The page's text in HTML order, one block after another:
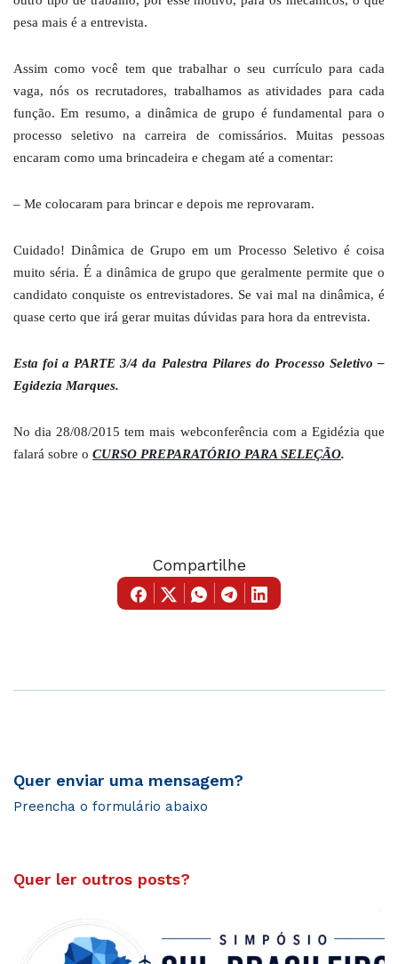
pesa mais é a entrevista.
Assim como você tem que trabalhar o seu currículo para cada
vaga, nós os recrutadores, trabalhamos as atividades para cada
função. Em resumo, a dinâmica de grupo é fundamental para o
processo seletivo na carreira de comissários. Muitas pessoas
encaram como uma brincadeira e chegam até a comentar:
– Me colocaram para brincar e depois me reprovaram.
Cuidado! Dinâmica de Grupo em um Processo Seletivo é coisa
muito séria. É a dinâmica de grupo que geralmente permite que o
candidato conquiste os entrevistadores. Se vai mal na dinâmica, é
quase certo que irá gerar muitas dúvidas para hora da entrevista.
Esta foi a PARTE 3/4 da Palestra Pilares do Processo Seletivo –
Egidezia Marques.
No dia 28/08/2015 tem mais webconferência com a Egidézia que
falará sobre o CURSO PREPARATÓRIO PARA SELEÇÃO.
Compartilhe
Quer enviar uma mensagem?
Preencha o formulário abaixo
Quer ler outros posts?